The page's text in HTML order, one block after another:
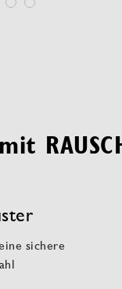
sichere